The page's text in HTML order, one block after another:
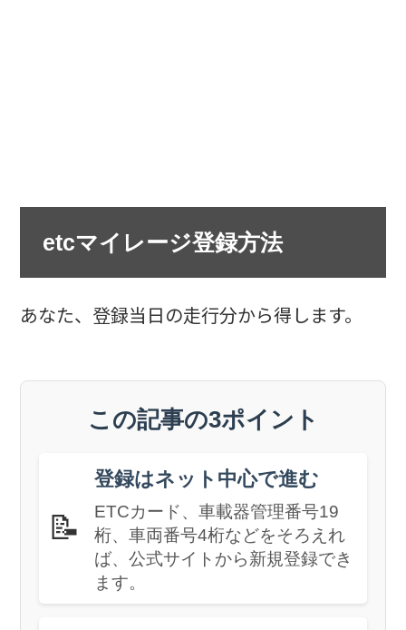
etcマイレージ登録方法
あなた、登録当日の走行分から得します。
この記事の3ポイント
📝
登録はネット中心で進む
ETCカード、車載器管理番号19
桁、車両番号4桁などをそろえれ
ば、公式サイトから新規登録でき
ます。